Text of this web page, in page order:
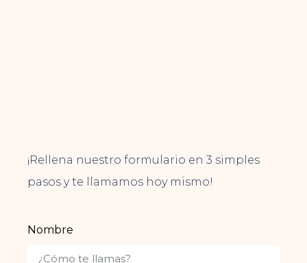
¡Rellena nuestro formulario en 3 simples
pasos y te llamamos hoy mismo!
Nombre